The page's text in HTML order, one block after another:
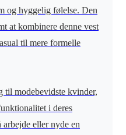
og hyggelig følelse. Den
at kombinere denne vest
til mere formelle
til modebevidste kvinder,
i deres
eller nyde en